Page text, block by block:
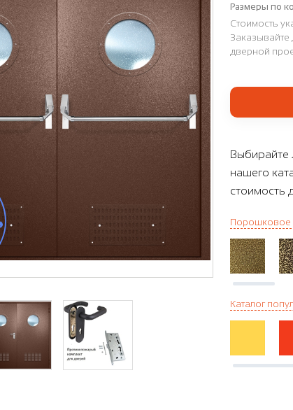
Размеры по
Стоимость
дверной
Выбирайте
нашего
стоимость
Порошковое
Каталог